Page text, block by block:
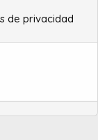
de privacidad